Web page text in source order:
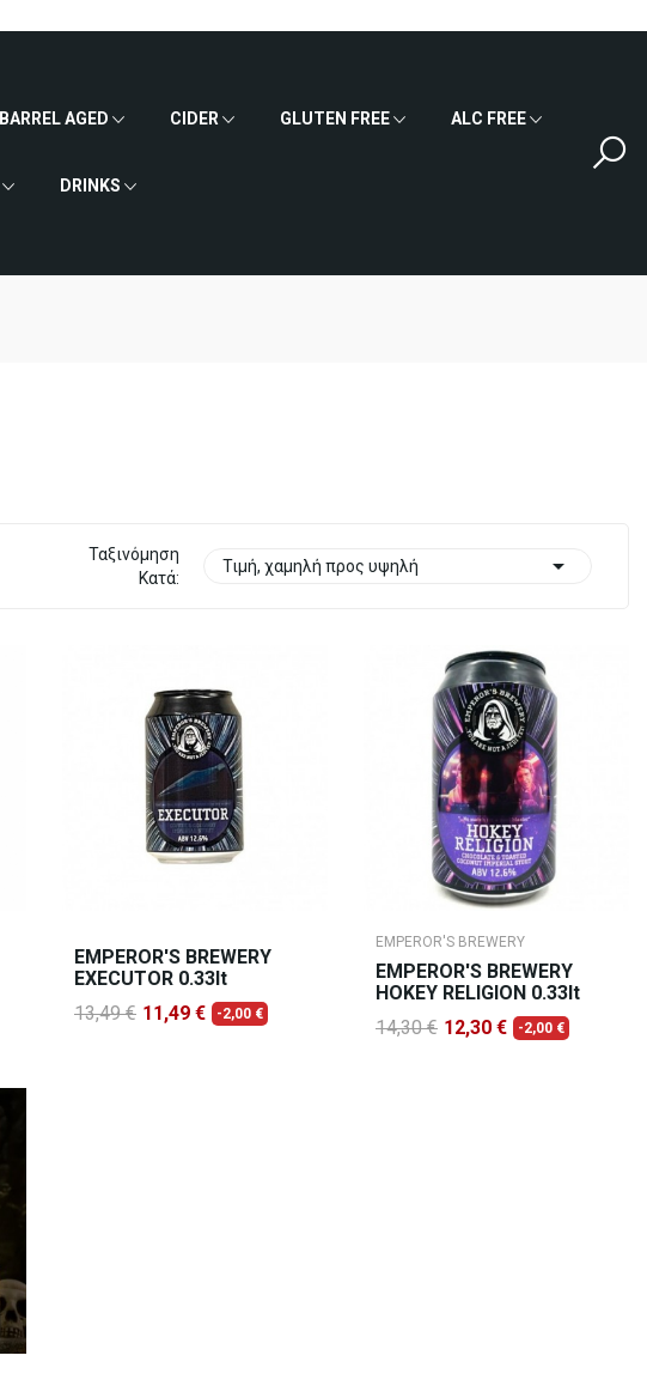
BARREL AGED CIDER GLUTEN FREE ALC FREE
DRINKS
Ταξινόμηση
Κατά:
Τιμή, χαμηλή προς υψηλή 
EMPEROR'S BREWERY
EXECUTOR 0.33lt
13,49 € 11,49 € -2,00 €
EMPEROR'S BREWERY
EMPEROR'S BREWERY
HOKEY RELIGION 0.33lt
14,30 € 12,30 € -2,00 €